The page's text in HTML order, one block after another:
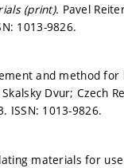
(print). Pavel
1013-9826.
and method
Skalsky Dvur; Czech
ISSN: 1013-9826.
materials for